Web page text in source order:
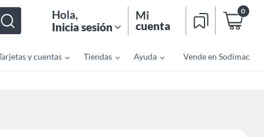
Hola,
Inicia sesión
Mi
cuenta
0
y cuentas Tiendas Ayuda Vende en Sodimac